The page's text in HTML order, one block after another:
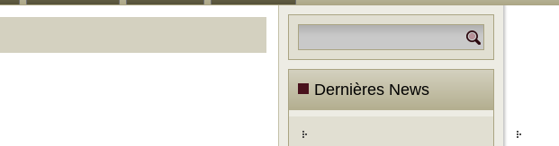
Dernières News